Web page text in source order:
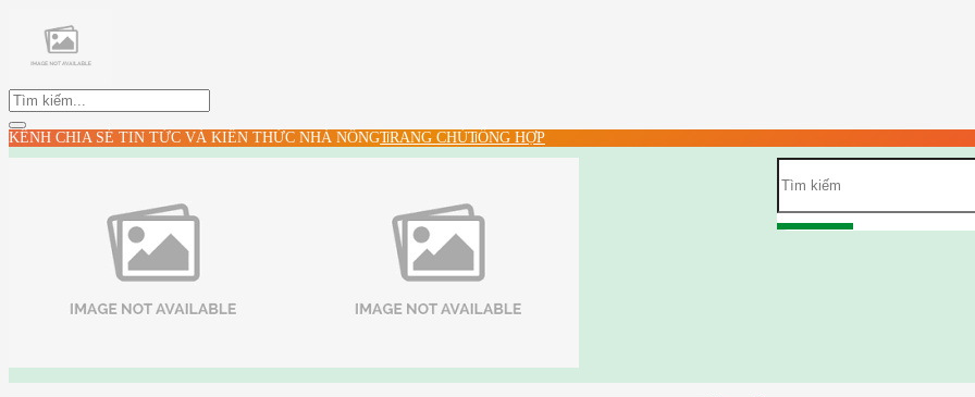
KÊNH CHIA SẺ TIN TỨC VÀ KIẾN THỨC NHÀ NÔNGTRANG CHỦTỔNG HỢP